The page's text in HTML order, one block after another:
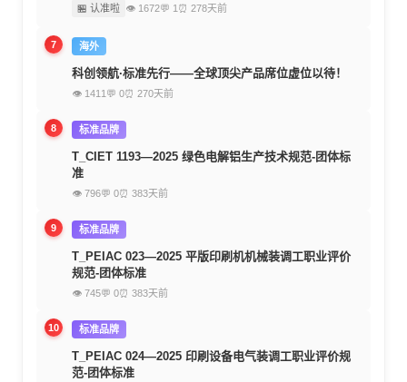
🏪 认准啦 👁 1672💬 1 ⏰ 278天前
7 海外
科创领航·标准先行——全球顶尖产品席位虚位以待！
👁 1411 💬 0⏰ 270天前
8 标准品牌
T_CIET 1193—2025 绿色电解铝生产技术规范-团体标
准
👁 796💬 0⏰ 383天前
9 标准品牌
T_PEIAC 023—2025 平版印刷机机械装调工职业评价
规范-团体标准
👁 745💬 0⏰ 383天前
10 标准品牌
T_PEIAC 024—2025 印刷设备电气装调工职业评价规
范-团体标准